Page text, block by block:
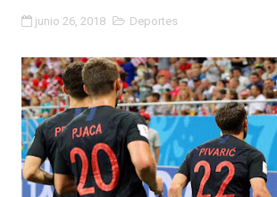
INN-Mérida celebró el Lacto grado
Impulsan plan estratégico de
Mérida impulsa desarrollo
Fomficc consolida alianzas e
Niños de Estudiantes de Mérida
junio 26, 2018 Deportes